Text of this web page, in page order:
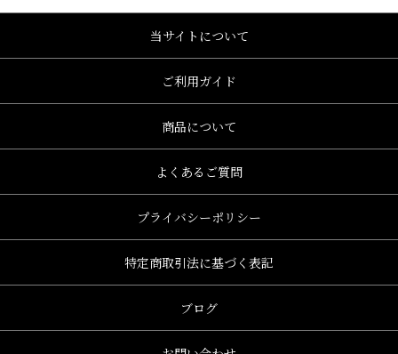
当サイトについて
ご利用ガイド
商品について
よくあるご質問
プライバシーポリシー
特定商取引法に基づく表記
ブログ